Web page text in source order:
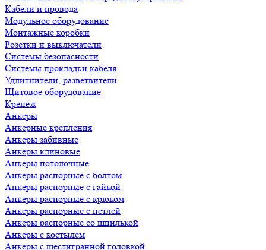
Кабели и провода
Модульное оборудование
Монтажные коробки
Розетки и выключатели
Системы безопасности
Системы прокладки кабеля
Удлитнители, разветвители
Щитовое оборудование
Крепеж
Анкеры
Анкерные крепления
Анкеры забивные
Анкеры клиновые
Анкеры потолочные
Анкеры распорные с болтом
Анкеры распорные с гайкой
Анкеры распорные с крюком
Анкеры распорные с петлей
Анкеры распорные со шпилькой
Анкеры с костылем
Анкеры с шестигранной головкой